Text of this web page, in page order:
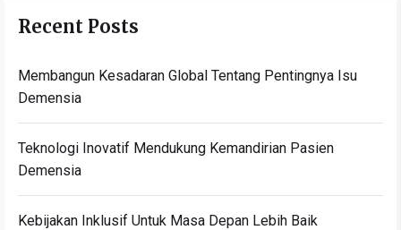
Recent Posts
Membangun Kesadaran Global Tentang Pentingnya Isu
Demensia
Teknologi Inovatif Mendukung Kemandirian Pasien
Demensia
Kebijakan Inklusif Untuk Masa Depan Lebih Baik